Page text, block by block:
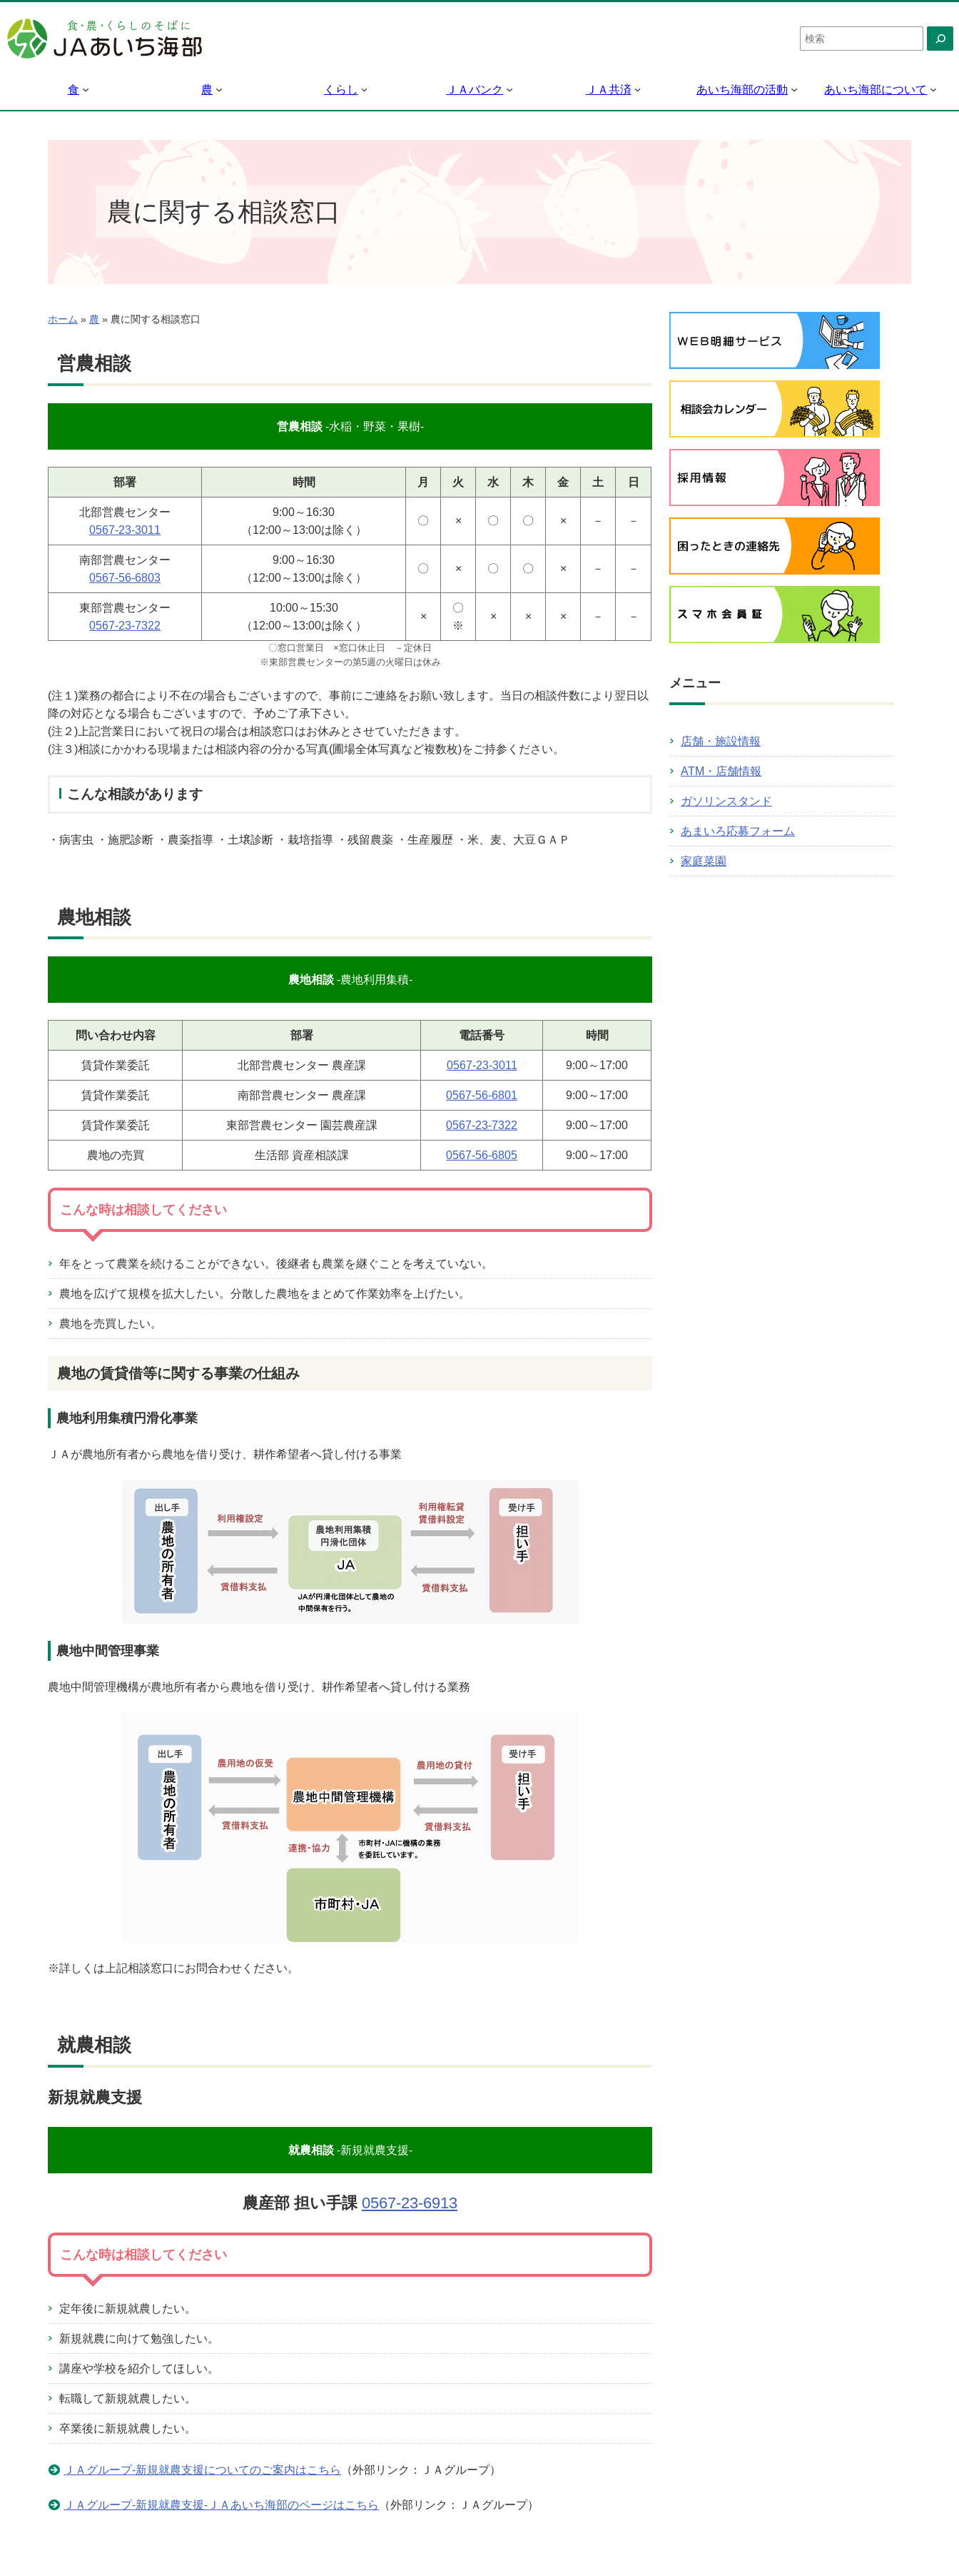
容
を
検
索
食 農 くらし ＪＡバンク ＪＡ共済 あいち海部の活動 あいち海部について
農に関する相談窓口
ホーム » 農 » 農に関する相談窓口
営農相談
営農相談 -水稲・野菜・果樹-
部署 時間 月 火 水 木 金 土 日
北部営農センター
0567-23-3011
9:00～16:30
（12:00～13:00は除く）
〇 × 〇 〇 × － －
南部営農センター
0567-56-6803
9:00～16:30
（12:00～13:00は除く）
〇 × 〇 〇 × － －
東部営農センター
0567‐23-7322
10:00～15:30
（12:00～13:00は除く）
×
〇
※
× × × － －
〇窓口営業日 ×窓口休止日 －定休日
※東部営農センターの第5週の火曜日は休み
(注１)業務の都合により不在の場合もございますので、事前にご連絡をお願い致します。当日の相談件数により翌日以
降の対応となる場合もございますので、予めご了承下さい。
(注２)上記営業日において祝日の場合は相談窓口はお休みとさせていただきます。
(注３)相談にかかわる現場または相談内容の分かる写真(圃場全体写真など複数枚)をご持参ください。
こんな相談があります
・病害虫 ・施肥診断 ・農薬指導 ・土壌診断 ・栽培指導 ・残留農薬 ・生産履歴 ・米、麦、大豆ＧＡＰ
農地相談
農地相談 -農地利用集積-
問い合わせ内容 部署 電話番号 時間
賃貸作業委託 北部営農センター 農産課 0567-23-3011 9:00～17:00
賃貸作業委託 南部営農センター 農産課 0567-56-6801 9:00～17:00
賃貸作業委託 東部営農センター 園芸農産課 0567-23-7322 9:00～17:00
農地の売買 生活部 資産相談課 0567-56-6805 9:00～17:00
こんな時は相談してください
年をとって農業を続けることができない。後継者も農業を継ぐことを考えていない。
農地を広げて規模を拡大したい。分散した農地をまとめて作業効率を上げたい。
農地を売買したい。
農地の賃貸借等に関する事業の仕組み
農地利用集積円滑化事業
ＪＡが農地所有者から農地を借り受け、耕作希望者へ貸し付ける事業
農地中間管理事業
農地中間管理機構が農地所有者から農地を借り受け、耕作希望者へ貸し付ける業務
※詳しくは上記相談窓口にお問合わせください。
就農相談
新規就農支援
就農相談 -新規就農支援-
農産部 担い手課0567-23-6913
こんな時は相談してください
定年後に新規就農したい。
新規就農に向けて勉強したい。
講座や学校を紹介してほしい。
転職して新規就農したい。
卒業後に新規就農したい。
ＪＡグループ-新規就農支援についてのご案内はこちら （外部リンク：ＪＡグループ）
ＪＡグループ-新規就農支援-ＪＡあいち海部のページはこちら （外部リンク：ＪＡグループ）
メニュー
店舗・施設情報
ATM・店舗情報
ガソリンスタンド
あまいろ応募フォーム
家庭菜園